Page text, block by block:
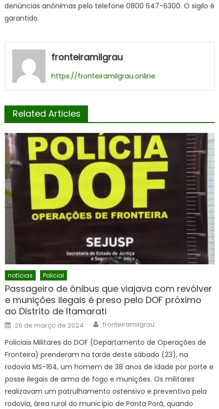
denúncias anônimas pelo telefone 0800 647-6300. O sigilo é
garantido.
fronteiramilgrau
https://fronteiramilgrau.online
Related Articles
notícias Policial
Passageiro de ônibus que viajava com revólver
e munições ilegais é preso pelo DOF próximo
ao Distrito de Itamarati
Posted
on
26 de março de 2024 Author
fronteiramilgrau
Policiais Militares do DOF (Departamento de Operações de
Fronteira) prenderam na tarde deste sábado (23), na
rodovia MS-164, um homem de 38 anos de idade por porte e
posse ilegais de arma de fogo e munições. Os militares
realizavam um patrulhamento ostensivo e preventivo pela
rodovia, área rural do município de Ponta Porã, quando